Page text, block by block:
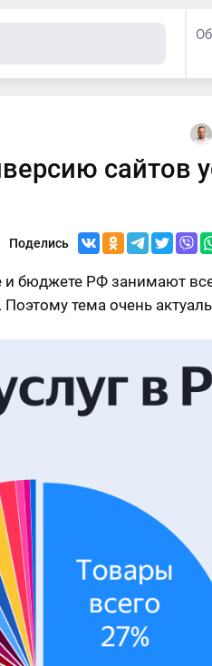
сайтов
Поделись
бюджете РФ занимают
тема очень